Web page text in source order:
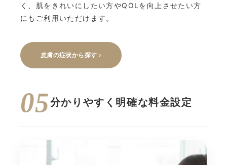
く、肌をきれいにしたい方やQOLを向上させたい方
にもご利用いただけます。
皮膚の症状から探す ›
05分かりやすく明確な料金設定